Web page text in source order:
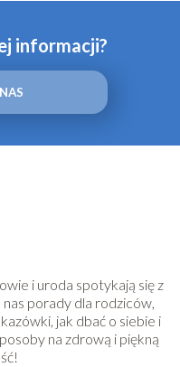
informacji?
i uroda spotykają się z
porady dla rodziców,
jak dbać o siebie i
na zdrową i piękną